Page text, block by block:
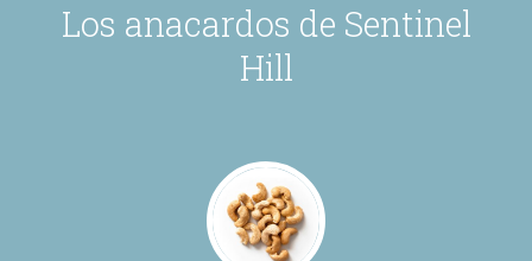
Los anacardos de Sentinel
Hill